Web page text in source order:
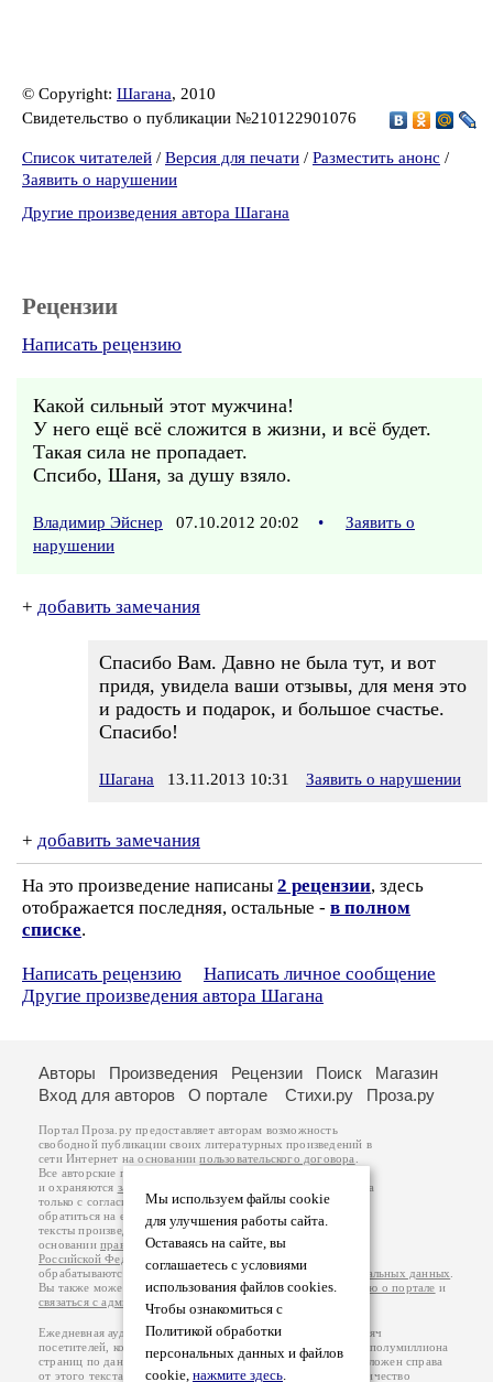
© Copyright: Шагана, 2010
Свидетельство о публикации №210122901076
Список читателей / Версия для печати / Разместить анонс /
Заявить о нарушении
Другие произведения автора Шагана
Рецензии
Написать рецензию
Какой сильный этот мужчина!
У него ещё всё сложится в жизни, и всё будет.
Такая сила не пропадает.
Спсибо, Шаня, за душу взяло.
Владимир Эйснер 07.10.2012 20:02 •
Заявить о
нарушении
+ добавить замечания
Спасибо Вам. Давно не была тут, и вот
придя, увидела ваши отзывы, для меня это
и радость и подарок, и большое счастье.
Спасибо!
Шагана 13.11.2013 10:31 Заявить о нарушении
+ добавить замечания
На это произведение написаны 2 рецензии, здесь
отображается последняя, остальные - в полном
списке.
Написать рецензию
Написать личное сообщение
Другие произведения автора Шагана
Мы используем файлы cookie
для улучшения работы сайта.
Оставаясь на сайте, вы
соглашаетесь с условиями
использования файлов cookies.
Чтобы ознакомиться с
Политикой обработки
персональных данных и файлов
cookie, нажмите здесь.
Авторы Произведения Рецензии Поиск
Магазин
Вход для авторов
О портале Стихи.ру Проза.ру
Портал Проза.ру предоставляет авторам возможность
свободной публикации своих литературных произведений в
сети Интернет на основаниипользовательского договора
Все авторские права на произведения принадлежат авторам
и охраняются законом
. Перепечатка произведений возможна
только с согласия его автора, к которому вы можете
обратиться на его авторской странице. Ответственность за
тексты произведений авторы несут самостоятельно на
основанииправил публикацииизаконодательства
Российской Федерации
обрабатываются на основанииПолитики обработки персональных данных
Вы также можете посмотреть более подробнуюинформацию о портале и
связаться с администрацией
Ежедневная аудитория портала Проза.ру – порядка 100 тысяч
посетителей, которые в общей сумме просматривают более полумиллиона
страниц по данным счетчика посещаемости, который расположен справа
от этого текста. В каждой графе указано по две цифры: количество